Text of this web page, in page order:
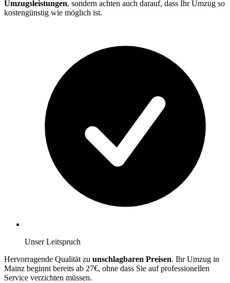
Umzugsleistungen, sondern achten auch darauf, dass Ihr Umzug so
kostengünstig wie möglich ist.
Unser Leitspruch
Hervorragende Qualität zu unschlagbaren Preisen. Ihr Umzug in
Mainz beginnt bereits ab 27€, ohne dass Sie auf professionellen
Service verzichten müssen.